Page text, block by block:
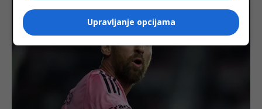
Upravljanje opcijama